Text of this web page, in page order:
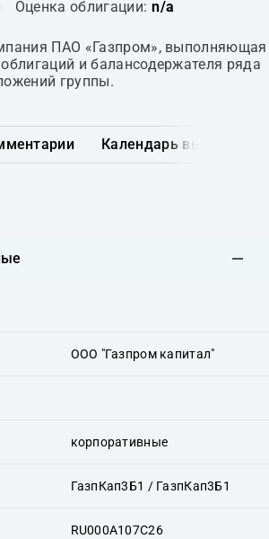
Оценка облигации: n/a
ПАО «Газпром», выполняющая
и балансодержателя ряда
группы.
Календарь выплат
ООО "Газпром капитал"
корпоративные
ГазпКап3Б1 / ГазпКап3Б1
RU000A107C26